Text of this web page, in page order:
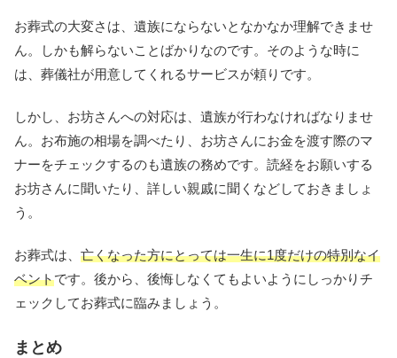
お葬式の大変さは、遺族にならないとなかなか理解できませ
ん。しかも解らないことばかりなのです。そのような時に
は、葬儀社が用意してくれるサービスが頼りです。
しかし、お坊さんへの対応は、遺族が行わなければなりませ
ん。お布施の相場を調べたり、お坊さんにお金を渡す際のマ
ナーをチェックするのも遺族の務めです。読経をお願いする
お坊さんに聞いたり、詳しい親戚に聞くなどしておきましょ
う。
お葬式は、 亡くなった方にとっては一生に1度だけの特別なイ
ベントです。後から、後悔しなくてもよいようにしっかりチ
ェックしてお葬式に臨みましょう。
まとめ